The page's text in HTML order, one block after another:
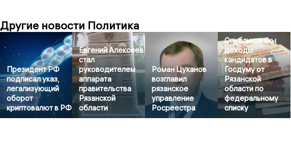
Другие новости Политика
Президент РФ
подписал указ,
легализующий
оборот
криптовалют в РФ
Евгений Алексеев
стал
руководителем
аппарата
правительства
Рязанской
области
Роман Цуканов
возглавил
рязанское
управление
Росреестра
Опубликованы
доходы
кандидатов в
Госдуму от
Рязанской
области по
федеральному
списку